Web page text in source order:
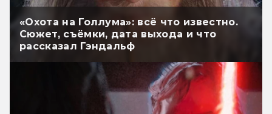
«Охота на Голлума»: всё что известно.
Сюжет, съёмки, дата выхода и что
рассказал Гэндальф